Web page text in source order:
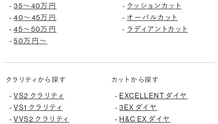
-35〜40万円
-40〜45万円
-45〜50万円
-50万円〜
- クッションカット
- オーバルカット
- ラディアントカット
クラリティから探す
-VS2 クラリティ
-VS1 クラリティ
-VVS2 クラリティ
カットから探す
- EXCELLENT ダイヤ
-3EX ダイヤ
- H&C EX ダイヤ